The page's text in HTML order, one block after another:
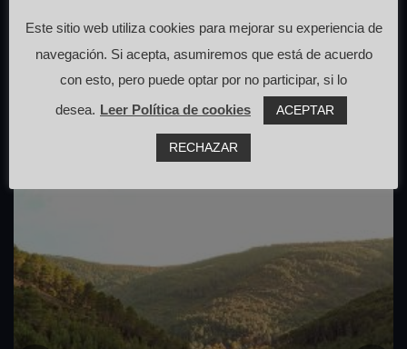
Este sitio web utiliza cookies para mejorar su experiencia de
navegación. Si acepta, asumiremos que está de acuerdo
con esto, pero puede optar por no participar, si lo
desea. Leer Política de cookies ACEPTAR
RECHAZAR